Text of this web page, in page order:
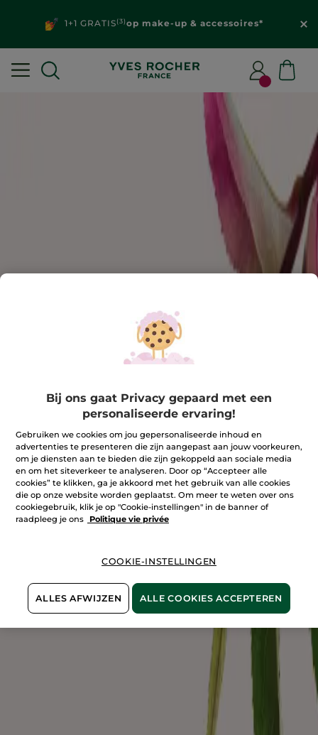
1+1 GRATIS(3)op make-up & accessoires*
Bij ons gaat Privacy gepaard met een
personaliseerde ervaring!
Gebruiken we cookies om jou gepersonaliseerde inhoud en
advertenties te presenteren die zijn aangepast aan jouw voorkeuren,
om je diensten aan te bieden die zijn gekoppeld aan sociale media
en om het siteverkeer te analyseren. Door op “Accepteer alle
cookies” te klikken, ga je akkoord met het gebruik van alle cookies
die op onze website worden geplaatst. Om meer te weten over ons
cookiegebruik, klik je op "Cookie-instellingen" in de banner of
raadpleeg je ons
Politique vie privée
COOKIE-INSTELLINGEN
ALLES AFWIJZEN ALLE COOKIES ACCEPTEREN